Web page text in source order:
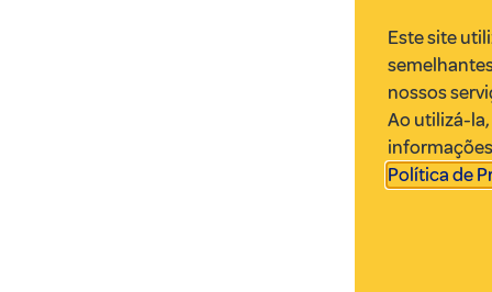
Este site
nossos
Ao utilizá-
Política de